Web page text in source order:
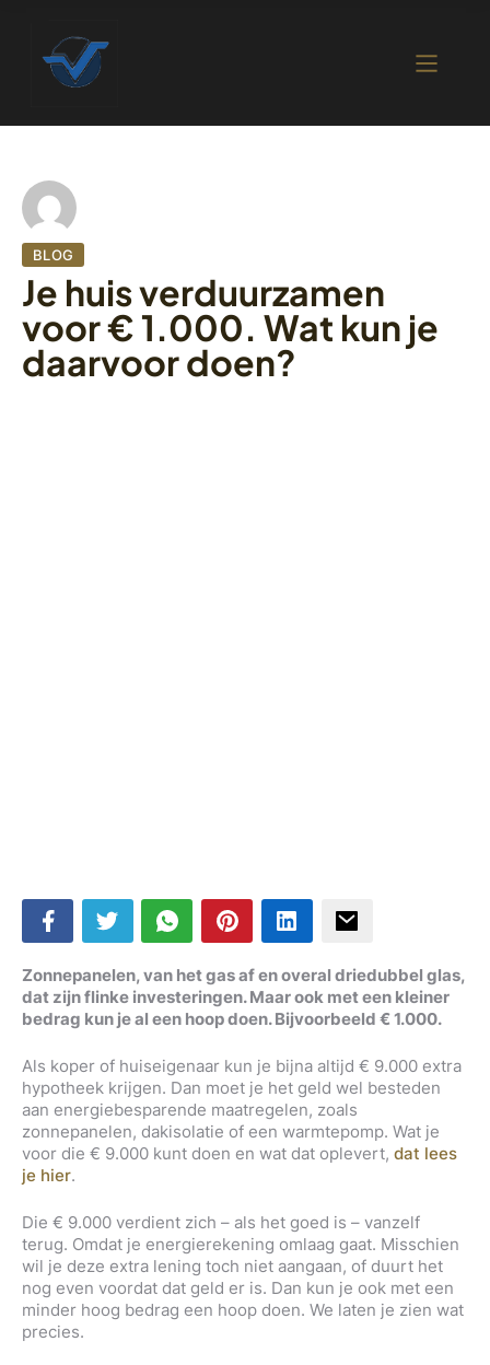
BLOG
Je huis verduurzamen
voor € 1.000. Wat kun je
daarvoor doen?
Zonnepanelen, van het gas af en overal driedubbel glas,
dat zijn flinke investeringen. Maar ook met een kleiner
bedrag kun je al een hoop doen. Bijvoorbeeld € 1.000.
Als koper of huiseigenaar kun je bijna altijd € 9.000 extra
hypotheek krijgen. Dan moet je het geld wel besteden
aan energiebesparende maatregelen, zoals
zonnepanelen, dakisolatie of een warmtepomp. Wat je
voor die € 9.000 kunt doen en wat dat oplevert, dat lees
je hier.
Die € 9.000 verdient zich – als het goed is – vanzelf
terug. Omdat je energierekening omlaag gaat. Misschien
wil je deze extra lening toch niet aangaan, of duurt het
nog even voordat dat geld er is. Dan kun je ook met een
minder hoog bedrag een hoop doen. We laten je zien wat
precies.